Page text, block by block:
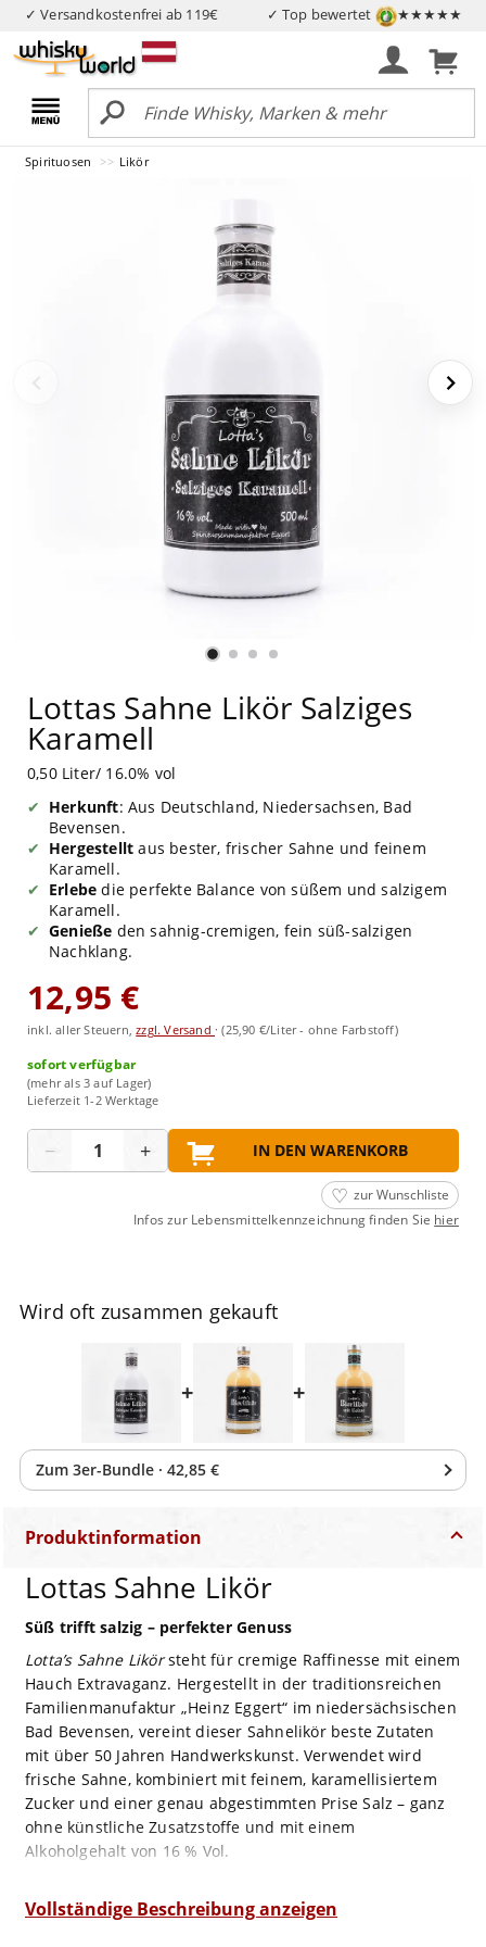
✓ Versandkostenfrei ab 119€ ✓ Top bewertet ★★★★★
Spirituosen Likör
Lottas Sahne Likör Salziges
Karamell
0,50 Liter/ 16.0% vol
Herkunft: Aus Deutschland, Niedersachsen, Bad
Bevensen.
Hergestellt aus bester, frischer Sahne und feinem
Karamell.
Erlebe die perfekte Balance von süßem und salzigem
Karamell.
Genieße den sahnig-cremigen, fein süß-salzigen
Nachklang.
12,95 €
inkl. aller Steuern,zzgl. Versand ·(25,90 €/Liter - ohne Farbstoff)
sofort verfügbar
(mehr als 3 auf Lager)
Lieferzeit 1-2 Werktage
− + IN DEN WARENKORB
zur Wunschliste
Infos zur Lebensmittelkennzeichnung finden Sie hier
Wird oft zusammen gekauft
+ +
Zum 3er-Bundle · 42,85 €
Produktinformation
Lottas Sahne Likör
Süß trifft salzig – perfekter Genuss
Lotta’s Sahne Likörsteht für cremige Raffinesse mit einem
Hauch Extravaganz. Hergestellt in der traditionsreichen
Familienmanufaktur „Heinz Eggert“ im niedersächsischen
Bad Bevensen, vereint dieser Sahnelikör beste Zutaten
mit über 50 Jahren Handwerkskunst. Verwendet wird
frische Sahne, kombiniert mit feinem, karamellisiertem
Zucker und einer genau abgestimmten Prise Salz – ganz
ohne künstliche Zusatzstoffe und mit einem
Alkoholgehalt von 16 % Vol.
Zucker steigen sanft in die Nase, begleitet von einem
Vollständige Beschreibung anzeigen